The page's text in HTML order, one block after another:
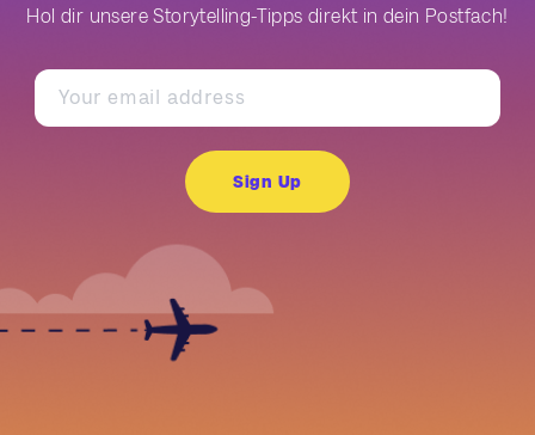
Hol dir unsere Storytelling-Tipps direkt in dein Postfach!